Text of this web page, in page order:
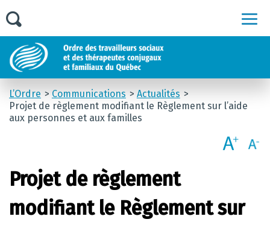
L’Ordre Communications
Actualités
Projet de règlement modifiant le Règlement sur l’aide
aux personnes et aux familles
Projet de règlement
modifiant le Règlement sur